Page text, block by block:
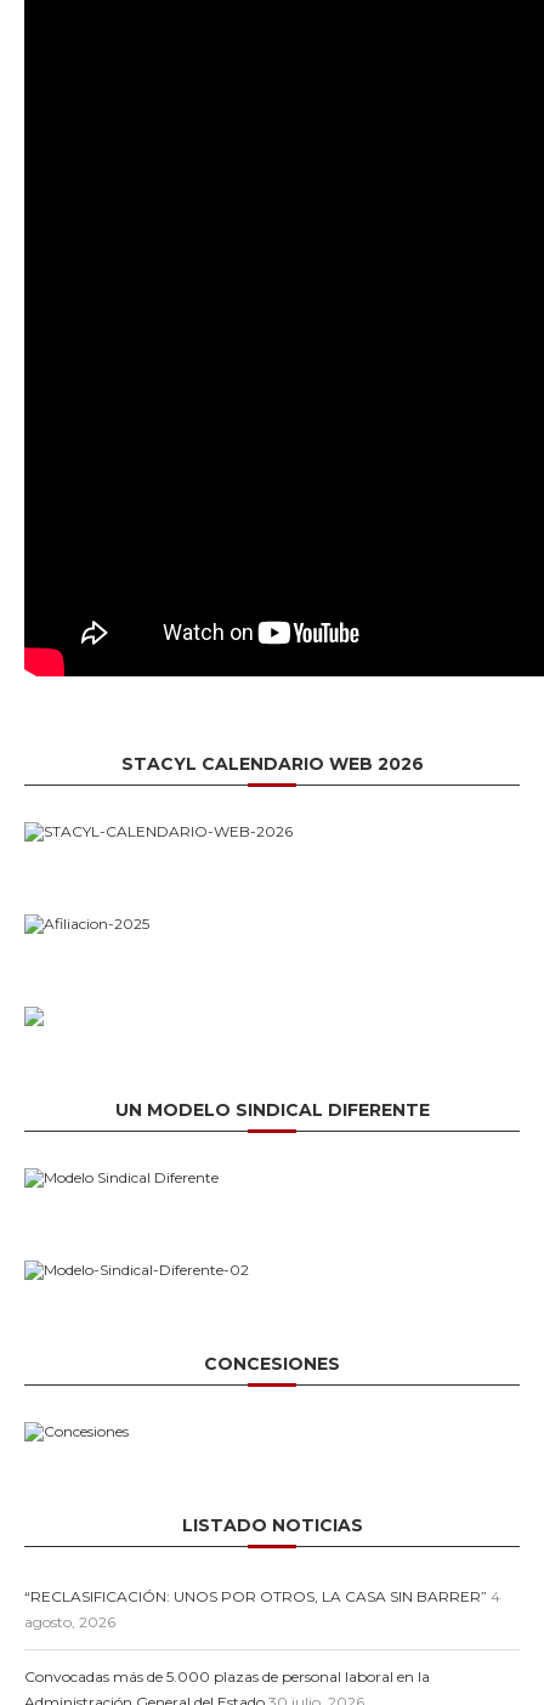
STACYL CALENDARIO WEB 2026
UN MODELO SINDICAL DIFERENTE
CONCESIONES
LISTADO NOTICIAS
“RECLASIFICACIÓN: UNOS POR OTROS, LA CASA SIN BARRER” 4
agosto, 2026
Convocadas más de 5.000 plazas de personal laboral en la